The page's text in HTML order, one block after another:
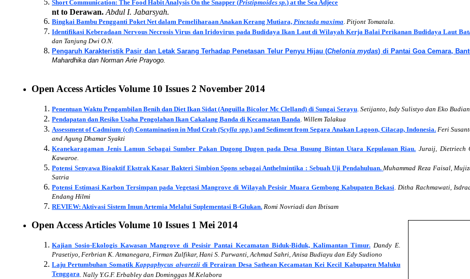
Short Communication: The Food Habit Analysis On the Snapper (Pristipmoides sp.) at the Sea Adjece
nt to Derawan. Abdul I. Jabarsyah.
Bingkai Bambu Pengganti Poket Net dalam Pemeliharaan Anakan Kerang Mutiara, Pinctada maxima. Pitjont Tomatala.
Identifikasi Keberadaan Nervous Necrosis Virus dan Iridovirus pada Budidaya Ikan Laut di Wilayah Kerja Balai Perikanan Budidaya Laut
dan Tanjung Dwi O.N.
Pengaruh Karakteristik Pasir dan Letak Sarang Terhadap Penetasan Telur Penyu Hijau (Chelonia mydas) di Pantai Goa Cemara,
Mahardhika dan Norman Arie Prayogo.
Open Access Articles Volume 10 Issues 2 November 2014
Penentuan Waktu Pengambilan Benih dan Diet Ikan Sidat (Anguilla Bicolor Mc Clelland) di Sungai Serayu. Setijanto, Isdy Sulistyo dan Eko
Pendapatan dan Resiko Usaha Pengolahan Ikan Cakalang Banda di Kecamatan Banda. Willem Talakua
Assessment of Cadmium (cd) Contamination in Mud Crab (Scylla spp.) and Sediment from Segara Anakan Lagoon, Cilacap, Indonesia. Feri
and Agung Dhamar Syakti
Keanekaragaman Jenis Lamun Sebagai Sumber Pakan Dugong Dugon pada Desa Busung Bintan Utara Kepulauan Riau. Juraij, Dietriech
Kawaroe.
Potensi Senyawa Bioaktif Ekstrak Kasar Bakteri Simbion Spons sebagai Anthelmintika : Sebuah Uji Pendahuluan. Muhammad Reza Faisal,
Satria
Potensi Estimasi Karbon Tersimpan pada Vegetasi Mangrove di Wilayah Pesisir Muara Gembong Kabupaten Bekasi. Ditha Rachmawati,
Endang Hilmi
REVIEW: Aktivasi Sistem Imun Artemia Melalui Suplementasi Β-Glukan. Romi Novriadi dan Ibtisam
Open Access Articles Volume 10 Issues 1 Mei 2014
Kajian Sosio-Ekologis Kawasan Mangrove di Pesisir Pantai Kecamatan Biduk-Biduk, Kalimantan Timur. Dandy E.
Prasetiyo, Ferbrian K. Atmanegara, Firman Zulfikar, Hani S. Purwanti, Achmad Sahri, Anisa Budiayu dan Edy Sudiono
Laju Pertumbuhan SomatikKappaphycus alvareziidi Perairan Desa Sathean Kecamatan Kei Kecil Kabupaten Maluku
Tenggara. Nally Y.G.F. Erbabley dan Dominggas M.Kelabora